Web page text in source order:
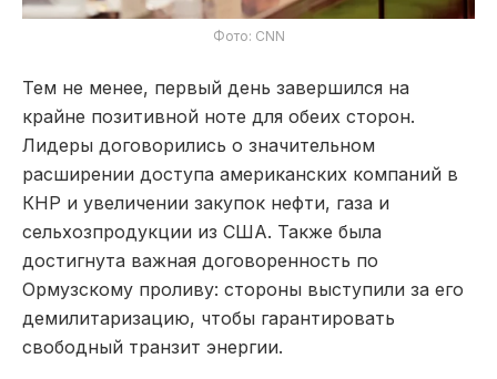
Фото: CNN
Тем не менее, первый день завершился на
крайне позитивной ноте для обеих сторон.
Лидеры договорились о значительном
расширении доступа американских компаний в
КНР и увеличении закупок нефти, газа и
сельхозпродукции из США. Также была
достигнута важная договоренность по
Ормузскому проливу: стороны выступили за его
демилитаризацию, чтобы гарантировать
свободный транзит энергии.